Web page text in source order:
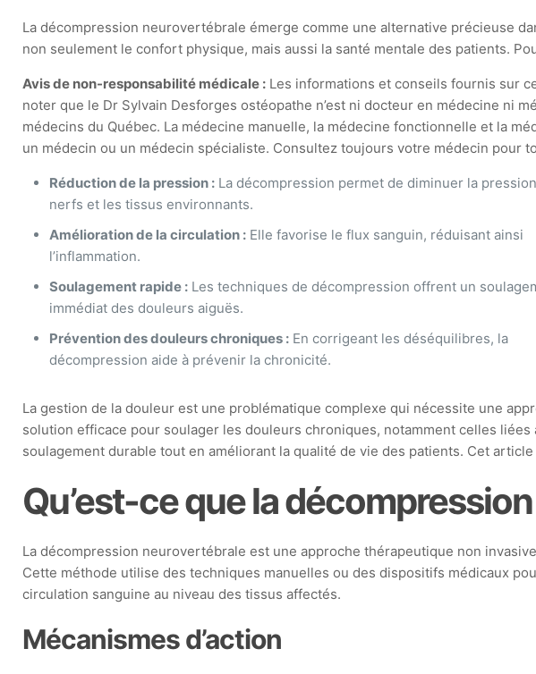
La décompression neurovertébrale émerge comme une alternative précieuse
non seulement le confort physique, mais aussi la santé mentale des patients.
Avis de non-responsabilité médicale : Les informations et conseils fournis sur
noter que le Dr Sylvain Desforges ostéopathe n’est ni docteur en médecine ni
médecins du Québec. La médecine manuelle, la médecine fonctionnelle et la
un médecin ou un médecin spécialiste. Consultez toujours votre médecin pour
Réduction de la pression : La décompression permet de diminuer la
nerfs et les tissus environnants.
Amélioration de la circulation : Elle favorise le flux sanguin, réduisant ainsi
l’inflammation.
Soulagement rapide : Les techniques de décompression offrent un
immédiat des douleurs aiguës.
Prévention des douleurs chroniques : En corrigeant les déséquilibres, la
décompression aide à prévenir la chronicité.
La gestion de la douleur est une problématique complexe qui nécessite une
solution efficace pour soulager les douleurs chroniques, notamment celles
soulagement durable tout en améliorant la qualité de vie des patients. Cet
Qu’est-ce que la
La décompression neurovertébrale est une approche thérapeutique non
Cette méthode utilise des techniques manuelles ou des dispositifs médicaux
circulation sanguine au niveau des tissus affectés.
Mécanismes d’action